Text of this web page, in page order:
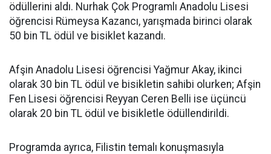
ödüllerini aldı. Nurhak Çok Programlı Anadolu Lisesi
öğrencisi Rümeysa Kazancı, yarışmada birinci olarak
50 bin TL ödül ve bisiklet kazandı.
Afşin Anadolu Lisesi öğrencisi Yağmur Akay, ikinci
olarak 30 bin TL ödül ve bisikletin sahibi olurken; Afşin
Fen Lisesi öğrencisi Reyyan Ceren Belli ise üçüncü
olarak 20 bin TL ödül ve bisikletle ödüllendirildi.
Programda ayrıca, Filistin temalı konuşmasıyla